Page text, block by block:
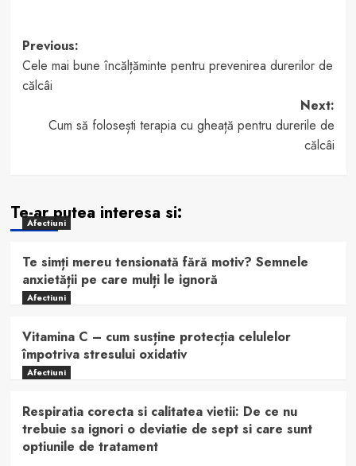
Post
navigation
Previous:
Cele mai bune încălțăminte pentru prevenirea durerilor de
călcâi
Next:
Cum să folosești terapia cu gheață pentru durerile de
călcâi
Te-ar putea interesa si:
Afectiuni
Te simți mereu tensionată fără motiv? Semnele
anxietății pe care mulți le ignoră
Afectiuni
Vitamina C – cum susține protecția celulelor
împotriva stresului oxidativ
Afectiuni
Respiratia corecta si calitatea vietii: De ce nu
trebuie sa ignori o deviatie de sept si care sunt
optiunile de tratament